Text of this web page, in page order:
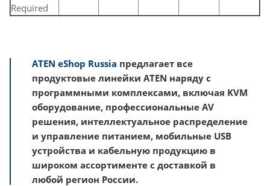
Required
ATEN eShop Russia предлагает все
продуктовые линейки ATEN наряду с
программными комплексами, включая KVM
оборудование, профессиональные AV
решения, интеллектуальное распределение
и управление питанием, мобильные USB
устройства и кабельную продукцию в
широком ассортименте с доставкой в
любой регион России.